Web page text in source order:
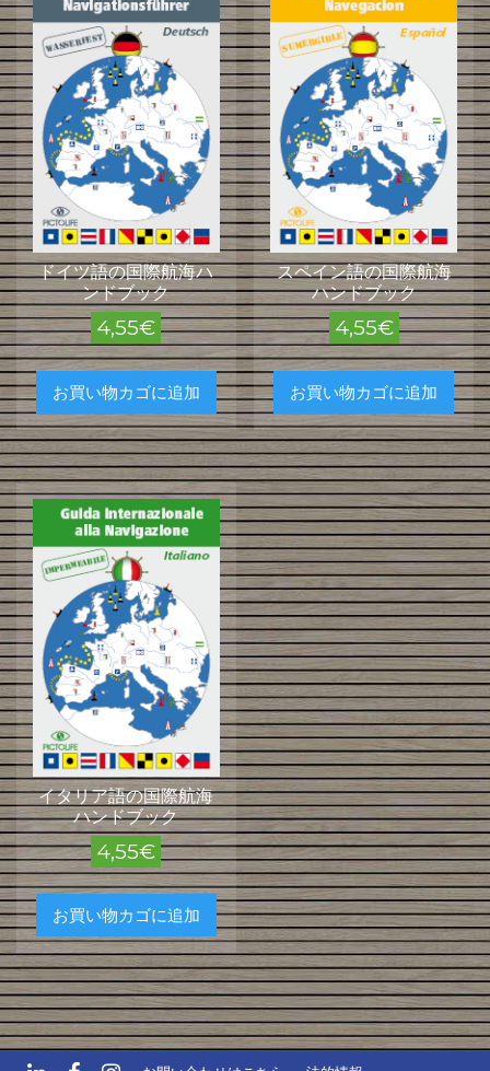
ドイツ語の国際航海ハ
ンドブック
4,55€
お買い物カゴに追加
スペイン語の国際航海
ハンドブック
4,55€
お買い物カゴに追加
イタリア語の国際航海
ハンドブック
4,55€
お買い物カゴに追加